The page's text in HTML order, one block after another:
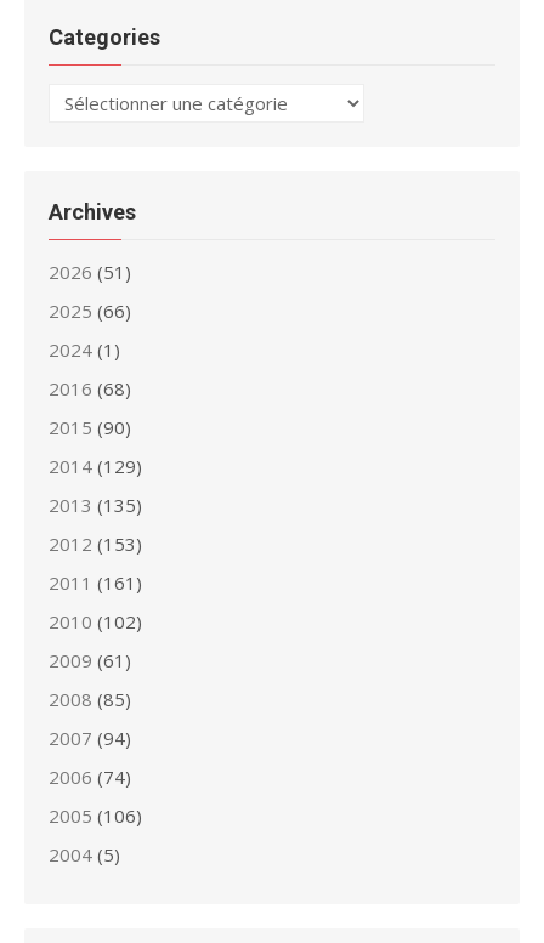
Categories
Categories
Archives
2026 (51)
2025 (66)
2024 (1)
2016 (68)
2015 (90)
2014 (129)
2013 (135)
2012 (153)
2011 (161)
2010 (102)
2009 (61)
2008 (85)
2007 (94)
2006 (74)
2005 (106)
2004 (5)